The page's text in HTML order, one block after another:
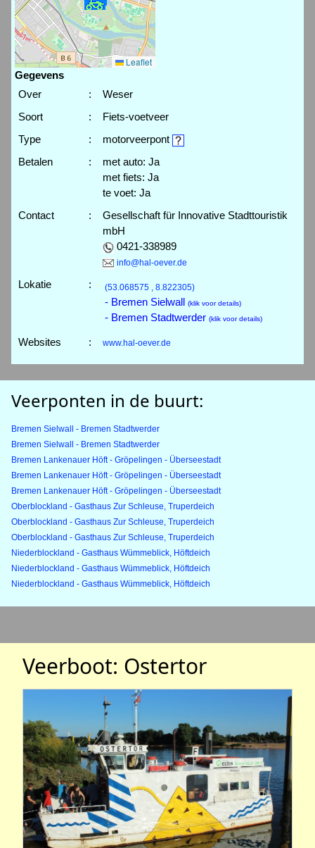
Leaflet
Gegevens
Over
:
Weser
Soort
:
Fiets-voetveer
Type
:
motorveerpont
Betalen
:
met auto: Ja
met fiets: Ja
te voet: Ja
Contact
:
Gesellschaft für Innovative Stadttouristik
mbH
0421-338989
info@hal-oever.de
Lokatie : (53.068575 , 8.822305)
- Bremen Sielwall (klik voor details)
- Bremen Stadtwerder (klik voor details)
Websites : www.hal-oever.de
Veerponten in de buurt:
Bremen Sielwall - Bremen Stadtwerder
Bremen Sielwall - Bremen Stadtwerder
Bremen Lankenauer Höft - Gröpelingen - Überseestadt
Bremen Lankenauer Höft - Gröpelingen - Überseestadt
Bremen Lankenauer Höft - Gröpelingen - Überseestadt
Oberblockland - Gasthaus Zur Schleuse, Truperdeich
Oberblockland - Gasthaus Zur Schleuse, Truperdeich
Oberblockland - Gasthaus Zur Schleuse, Truperdeich
Niederblockland - Gasthaus Wümmeblick, Höftdeich
Niederblockland - Gasthaus Wümmeblick, Höftdeich
Niederblockland - Gasthaus Wümmeblick, Höftdeich
Veerboot: Ostertor